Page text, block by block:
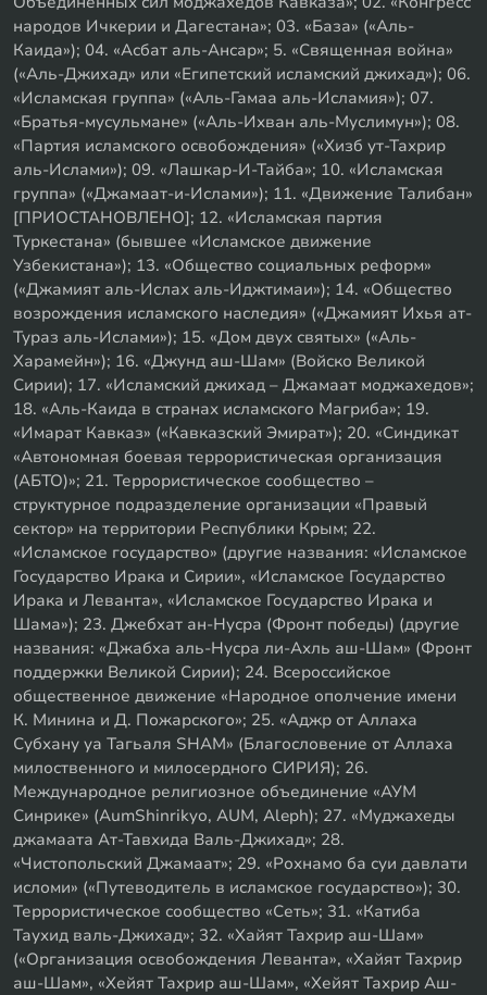
народов Ичкерии и Дагестана»; 03. «База» («Аль-
Каида»); 04. «Асбат аль-Ансар»; 5. «Священная война»
(«Аль-Джихад» или «Египетский исламский джихад»); 06.
«Исламская группа» («Аль-Гамаа аль-Исламия»); 07.
«Братья-мусульмане» («Аль-Ихван аль-Муслимун»); 08.
«Партия исламского освобождения» («Хизб ут-Тахрир
аль-Ислами»); 09. «Лашкар-И-Тайба»; 10. «Исламская
группа» («Джамаат-и-Ислами»); 11. «Движение Талибан»
[ПРИОСТАНОВЛЕНО]; 12. «Исламская партия
Туркестана» (бывшее «Исламское движение
Узбекистана»); 13. «Общество социальных реформ»
(«Джамият аль-Ислах аль-Иджтимаи»); 14. «Общество
возрождения исламского наследия» («Джамият Ихья ат-
Тураз аль-Ислами»); 15. «Дом двух святых» («Аль-
Харамейн»); 16. «Джунд аш-Шам» (Войско Великой
Сирии); 17. «Исламский джихад – Джамаат моджахедов»;
18. «Аль-Каида в странах исламского Магриба»; 19.
«Имарат Кавказ» («Кавказский Эмират»); 20. «Синдикат
«Автономная боевая террористическая организация
(АБТО)»; 21. Террористическое сообщество –
структурное подразделение организации «Правый
сектор» на территории Республики Крым; 22.
«Исламское государство» (другие названия: «Исламское
Государство Ирака и Сирии», «Исламское Государство
Ирака и Леванта», «Исламское Государство Ирака и
Шама»); 23. Джебхат ан-Нусра (Фронт победы) (другие
названия: «Джабха аль-Нусра ли-Ахль аш-Шам» (Фронт
поддержки Великой Сирии); 24. Всероссийское
общественное движение «Народное ополчение имени
К. Минина и Д. Пожарского»; 25. «Аджр от Аллаха
Субхану уа Тагьаля SHAM» (Благословение от Аллаха
милоственного и милосердного СИРИЯ); 26.
Международное религиозное объединение «АУМ
Синрике» (AumShinrikyo, AUM, Aleph); 27. «Муджахеды
джамаата Ат-Тавхида Валь-Джихад»; 28.
«Чистопольский Джамаат»; 29. «Рохнамо ба суи давлати
исломи» («Путеводитель в исламское государство»); 30.
Террористическое сообщество «Сеть»; 31. «Катиба
Таухид валь-Джихад»; 32. «Хайят Тахрир аш-Шам»
(«Организация освобождения Леванта», «Хайят Тахрир
аш-Шам», «Хейят Тахрир аш-Шам», «Хейят Тахрир Аш-